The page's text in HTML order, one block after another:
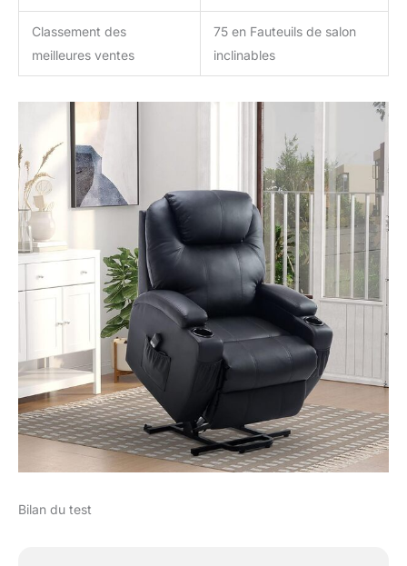
Classement des
meilleures ventes
75 en Fauteuils de salon
inclinables
Bilan du test